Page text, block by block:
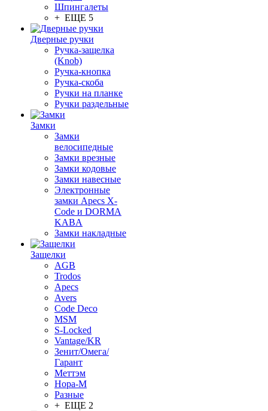
Шпингалеты
+ ЕЩЕ 5
Дверные ручки
Ручка-защелка
(Knob)
Ручка-кнопка
Ручка-скоба
Ручки на планке
Ручки раздельные
Замки
Замки
велосипедные
Замки врезные
Замки кодовые
Замки навесные
Электронные
замки Apecs X-
Code и DORMA
KABA
Замки накладные
Защелки
AGB
Trodos
Apecs
Avers
Code Deco
MSM
S-Locked
Vantage/KR
Зенит/Омега/
Гарант
Меттэм
Нора-М
Разные
+ ЕЩЕ 2